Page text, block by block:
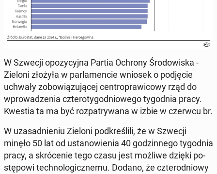
W Szwecji opo­zy­cyj­na Partia Ochrony Śro­do­wi­ska -
Zieloni złożyła w par­la­men­cie wniosek o pod­ję­cie
uchwały zo­bo­wią­zu­ją­cej cen­tro­pra­wi­co­wy rząd do
wpro­wa­dze­nia czte­ro­ty­go­dnio­we­go ty­go­dnia pracy.
Kwestia ta ma być roz­pa­try­wa­na w izbie w czerwcu br.
W uza­sad­nie­niu Zieloni pod­kre­śli­li, że w Szwecji
minęło 50 lat od usta­no­wie­nia 40 go­dzin­ne­go ty­go­dnia
pracy, a skró­ce­nie tego czasu jest możliwe dzięki po­
stę­po­wi tech­no­lo­gicz­ne­mu. Dodano, że czte­ro­dnio­wy